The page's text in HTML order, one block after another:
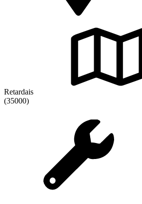
Retardais
(35000)